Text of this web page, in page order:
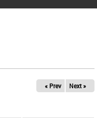
« Prev Next »